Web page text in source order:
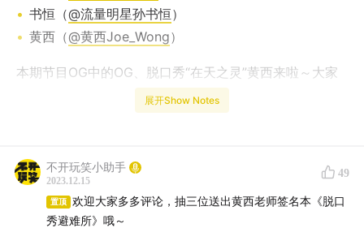
书恒（@流量明星孙书恒）
黄西（@黄西Joe_Wong）
本期节目OG中的OG、脱口秀“在天之灵”黄西来啦～大家
一起畅谈了中国脱口秀发展史、中美脱口秀市场差异、如
何面对“过气”……中国脱口秀行业秘密都在这本书里？脱口
是……？
展开Show Notes
不开玩笑小助手
2023.12.15
49
置顶
欢迎大家多多评论，抽三位送出黄西老师签名本《脱口
秀避难所》哦～